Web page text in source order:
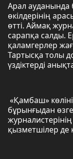
Арал ауданында
өкілдерінің
өтті. Аймақ
сарапқа салды.
қаламгерлер
Тартысқа толы
үздіктерді
«Қамбаш»
бұрынғыдан
қызметшілер де